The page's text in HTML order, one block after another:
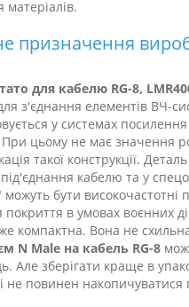
призначення
для кабелю RG-8,
з'єднання елементів ВЧ-
у системах
При цьому не має значення
такої конструкції.
кабелю та у
можуть бути високочастотні
покриття в умовах воєнних
компактна. Вона не схильна
N Male на кабель RG-8
Але зберігати краще в
не повинен накопичуватися